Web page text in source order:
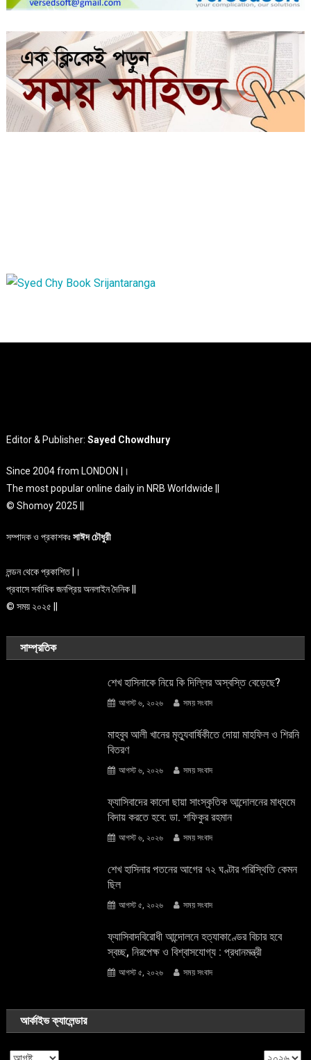
Editor & Publisher:Sayed Chowdhury
Since 2004 from LONDON |।
The most popular online daily in NRB Worldwide ||
© Shomoy 2025 ||
সম্পাদক ও প্রকাশকঃসাঈদ চৌধুরী
লন্ডন থেকে প্রকাশিত |।
প্রবাসে সর্বাধিক জনপ্রিয় অনলাইন দৈনিক ||
© সময় ২০২৫ ||
সাম্প্রতিক
শেখ হাসিনাকে নিয়ে কি দিল্লির অস্বস্তি বেড়েছে?
আগস্ট ৬, ২০২৬ সময় সংবাদ
মাহবুব আলী খানের মৃত্যুবার্ষিকীতে দোয়া মাহফিল ও শিরনি
বিতরণ
আগস্ট ৬, ২০২৬ সময় সংবাদ
ফ্যাসিবাদের কালো ছায়া সাংস্কৃতিক আন্দােলনের মাধ্যমে
বিদায় করতে হবে: ডা. শফিকুর রহমান
আগস্ট ৬, ২০২৬ সময় সংবাদ
শেখ হাসিনার পতনের আগের ৭২ ঘণ্টার পরিস্থিতি কেমন
ছিল
আগস্ট ৫, ২০২৬ সময় সংবাদ
ফ্যাসিবাদবিরোধী আন্দোলনে হত্যাকাণ্ডের বিচার হবে
স্বচ্ছ, নিরপেক্ষ ও বিশ্বাসযোগ্য : প্রধানমন্ত্রী
আগস্ট ৫, ২০২৬ সময় সংবাদ
আর্কাইভ ক্যালেন্ডার